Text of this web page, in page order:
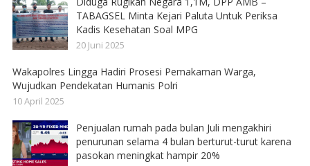
TABAGSEL Minta Kejari Paluta Untuk Periksa
Kadis Kesehatan Soal MPG
20 Juni 2025
Wakapolres Lingga Hadiri Prosesi Pemakaman Warga,
Wujudkan Pendekatan Humanis Polri
10 April 2025
Penjualan rumah pada bulan Juli mengakhiri
penurunan selama 4 bulan berturut-turut karena
pasokan meningkat hampir 20%